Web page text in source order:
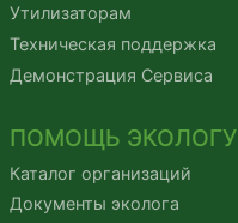
Утилизаторам
Техническая поддержка
Демонстрация Сервиса
ПОМОЩЬ ЭКОЛОГУ
Каталог организаций
Документы эколога